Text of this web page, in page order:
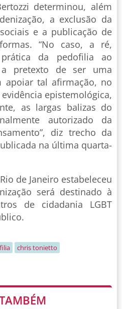
determinou, além
a exclusão da
e a publicação de
“No caso, a ré,
da pedofilia ao
a pretexto de ser uma
apoiar tal afirmação, no
epistemológica,
as largas balizas do
autorizado da
diz trecho da
na última quarta-
de Janeiro estabeleceu
será destinado à
de cidadania LGBT
chris tonietto